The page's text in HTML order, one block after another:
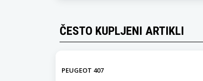
ČESTO KUPLJENI ARTIKLI
PEUGEOT 407